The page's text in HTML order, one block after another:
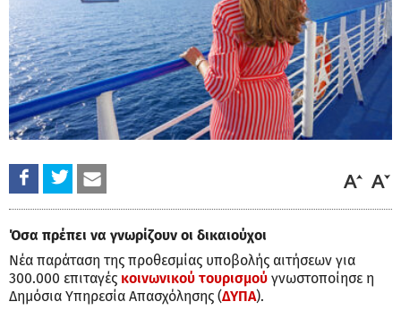
Όσα πρέπει να γνωρίζουν οι δικαιούχοι
Νέα παράταση της προθεσμίας υποβολής αιτήσεων για
300.000 επιταγές κοινωνικού τουρισμού γνωστοποίησε η
Δημόσια Υπηρεσία Απασχόλησης (ΔΥΠΑ).